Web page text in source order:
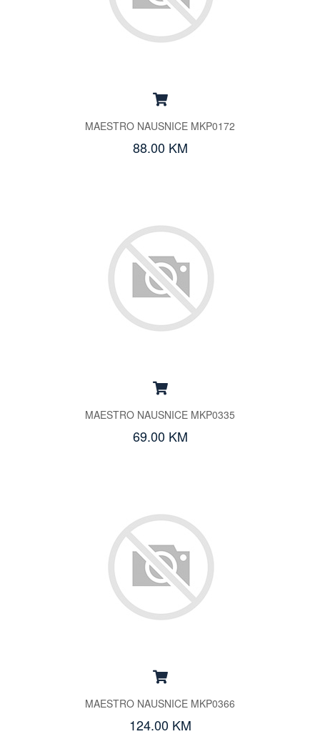
MAESTRO NAUSNICE MKP0172
88.00 KM
MAESTRO NAUSNICE MKP0335
69.00 KM
MAESTRO NAUSNICE MKP0366
124.00 KM